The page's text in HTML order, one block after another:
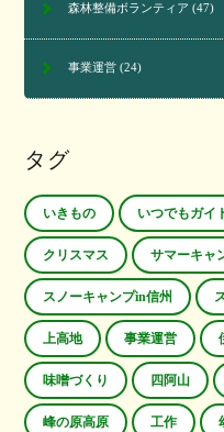
森林整備ボランティア (47)
事業運営(24)
タグ
いきもの いつでもガイ
クリスマス サマーキャ
スノーキャンプin信州
上高地 事業運営
味噌づくり 四阿山
峰の原高原 工作